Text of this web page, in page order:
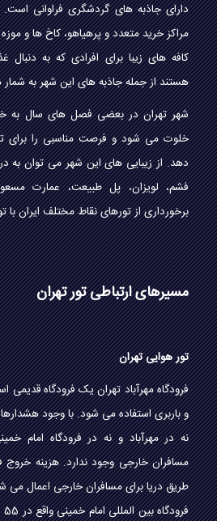
مراکز خرید متعدد و پرهیاهو، کاخ ها و
کافه های زیبا برای افرادی که به
هستند از جمله جاذبه های این شهر به
شهر تهران در بعضی فصل های سال به
خلوت می شود و فرصت مناسبی را برای
دهد. از زیبایی های این شهر می توان به
فشم، لویزان، پل طبیعت، عمارت
برخورداری از تورهای نقاط مختلف ایران با
مسیرهای ارتباطی تور تهران
تور هوایی تهران
فرودگاه مهرآباد تهران یک فرودگاه قدیمی
و باربری استفاده می شود. با وجود
نه در مهرآباد و نه در فرودگاه امام
مسافران خارجی وجود ندارد. هزینه خروج
طریق دریا برای مسافران خارجی اعمال می